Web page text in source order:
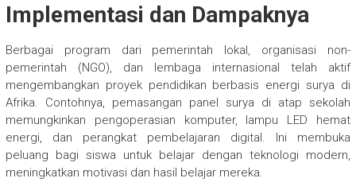
Implementasi dan Dampaknya
Berbagai program dari pemerintah lokal, organisasi non-
pemerintah (NGO), dan lembaga internasional telah aktif
mengembangkan proyek pendidikan berbasis energi surya di
Afrika. Contohnya, pemasangan panel surya di atap sekolah
memungkinkan pengoperasian komputer, lampu LED hemat
energi, dan perangkat pembelajaran digital. Ini membuka
peluang bagi siswa untuk belajar dengan teknologi modern,
meningkatkan motivasi dan hasil belajar mereka.